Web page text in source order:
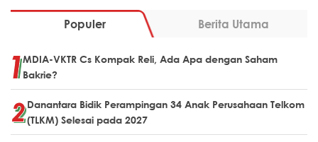
Populer Berita Utama
MDIA-VKTR Cs Kompak Reli, Ada Apa dengan Saham
Bakrie?
Danantara Bidik Perampingan 34 Anak Perusahaan Telkom
(TLKM) Selesai pada 2027